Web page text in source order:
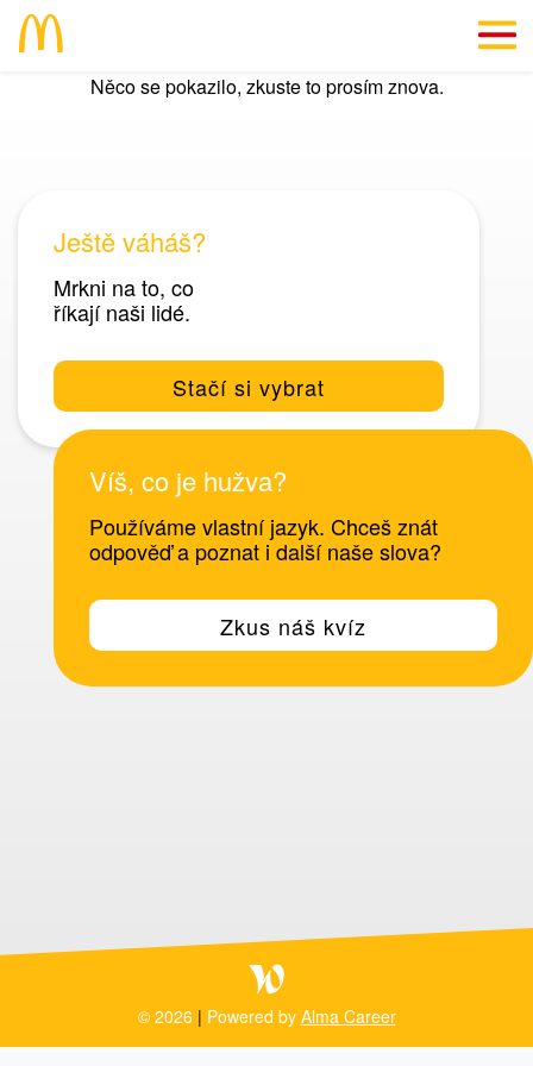
Info přímo "z kuchyně"
#SkillsForLife
Volná místa
Něco se pokazilo, zkuste to prosím znova.
Víš, co je hužva?
Používáme vlastní jazyk. Chceš znát
odpověď a poznat i další naše slova?
Zkus náš kvíz
Ještě váháš?
Mrkni na to, co
říkají naši lidé.
Stačí si vybrat
© 2026 | Powered by Alma Career